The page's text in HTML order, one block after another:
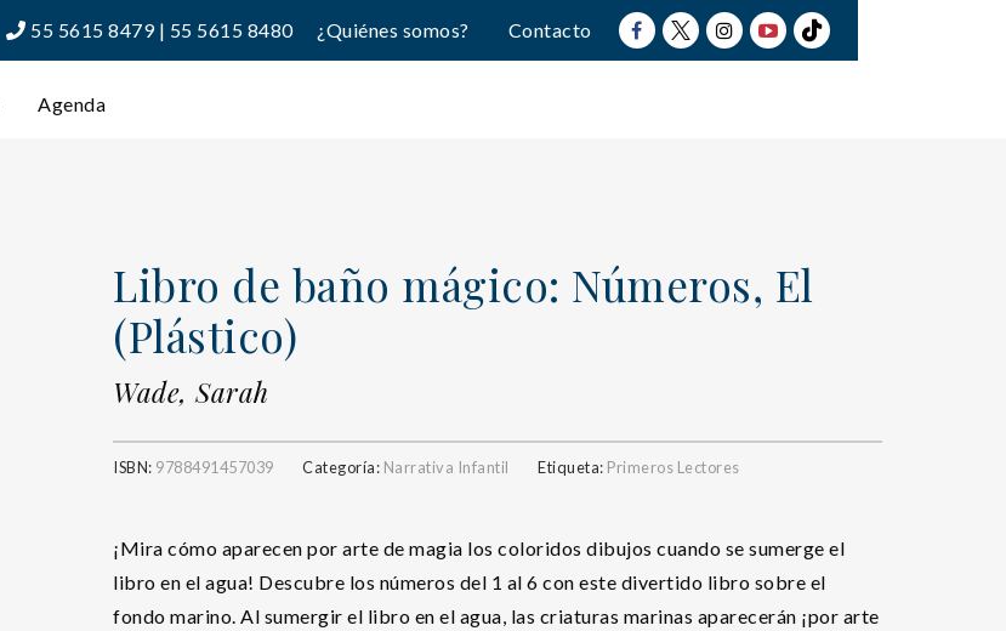
55 5615 8479 | 55 5615 8480 ¿Quiénes somos? Contacto
Agenda
Libro de baño mágico: Números, El
(Plástico)
Wade, Sarah
ISBN: 9788491457039 Categoría: Narrativa Infantil Etiqueta: Primeros Lectores
¡Mira cómo aparecen por arte de magia los coloridos dibujos cuando se sumerge el
libro en el agua! Descubre los números del 1 al 6 con este divertido libro sobre el
fondo marino. Al sumergir el libro en el agua, las criaturas marinas aparecerán ¡por arte